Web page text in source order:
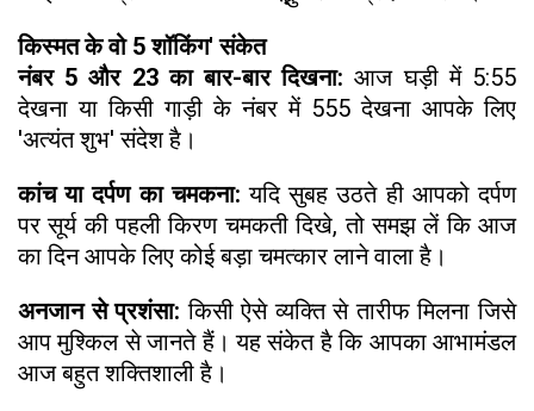
किस्मत के वो 5 शॉकिंग' संकेत
नंबर 5 और 23 का बार-बार दिखना:आज घड़ी में 5:55
देखना या किसी गाड़ी के नंबर में 555 देखना आपके लिए
'अत्यंत शुभ' संदेश है।
कांच या दर्पण का चमकना: यदि सुबह उठते ही आपको दर्पण
पर सूर्य की पहली किरण चमकती दिखे, तो समझ लें कि आज
का दिन आपके लिए कोई बड़ा चमत्कार लाने वाला है।
अनजान से प्रशंसा: किसी ऐसे व्यक्ति से तारीफ मिलना जिसे
आप मुश्किल से जानते हैं। यह संकेत है कि आपका आभामंडल
आज बहुत शक्तिशाली है।